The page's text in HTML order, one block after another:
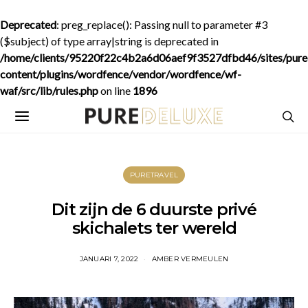
Deprecated: preg_replace(): Passing null to parameter #3
($subject) of type array|string is deprecated in
/home/clients/95220f22c4b2a6d06aef9f3527dfbd46/sites/
content/plugins/wordfence/vendor/wordfence/wf-
waf/src/lib/rules.phpon line 1896
PURETRAVEL
Dit zijn de 6 duurste privé
skichalets ter wereld
JANUARI 7, 2022 AMBER VERMEULEN